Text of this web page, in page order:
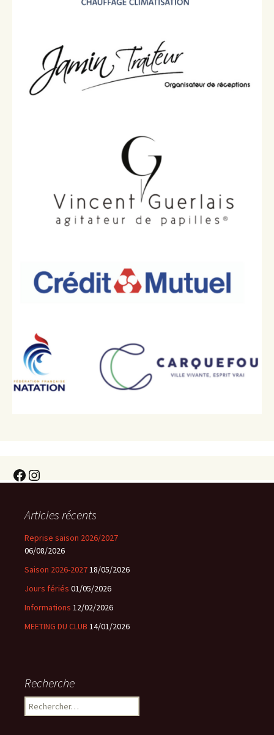
Facebook
Instagram
Articles récents
Reprise saison 2026/2027
06/08/2026
Saison 2026-202718/05/2026
Jours fériés 01/05/2026
Informations 12/02/2026
MEETING DU CLUB 14/01/2026
Recherche
Rechercher :